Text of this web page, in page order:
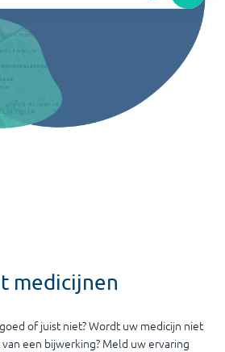
medicijnen
of juist niet? Wordt uw medicijn niet
een bijwerking? Meld uw ervaring